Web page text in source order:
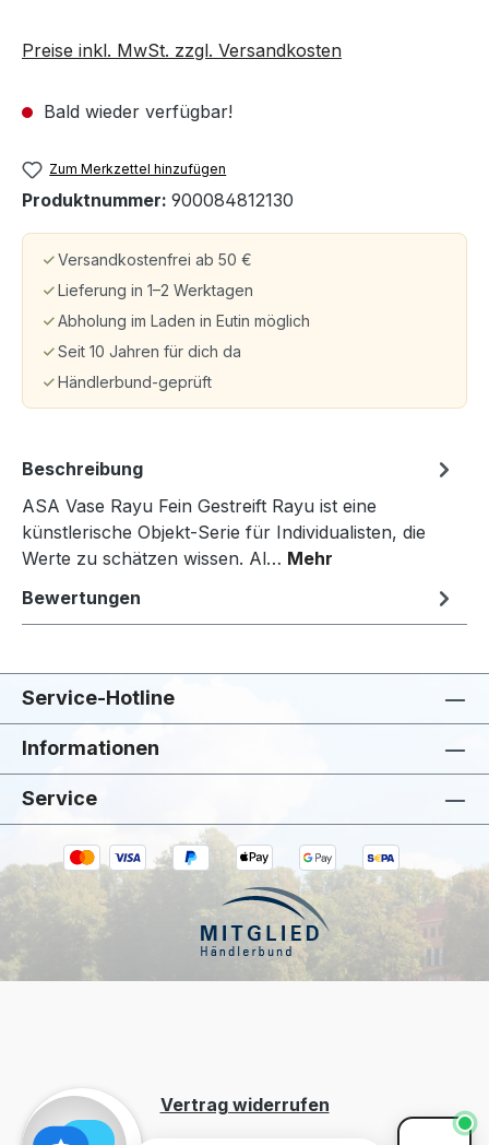
Preise inkl. MwSt. zzgl. Versandkosten
Bald wieder verfügbar!
Zum Merkzettel hinzufügen
Produktnummer: 900084812130
Versandkostenfrei ab 50 €
Lieferung in 1–2 Werktagen
Abholung im Laden in Eutin möglich
Seit 10 Jahren für dich da
Händlerbund-geprüft
Beschreibung
ASA Vase Rayu Fein Gestreift Rayu ist eine
künstlerische Objekt-Serie für Individualisten, die
Werte zu schätzen wissen. Al… Mehr
Bewertungen
Service-Hotline
Informationen
Service
Vertrag widerrufen